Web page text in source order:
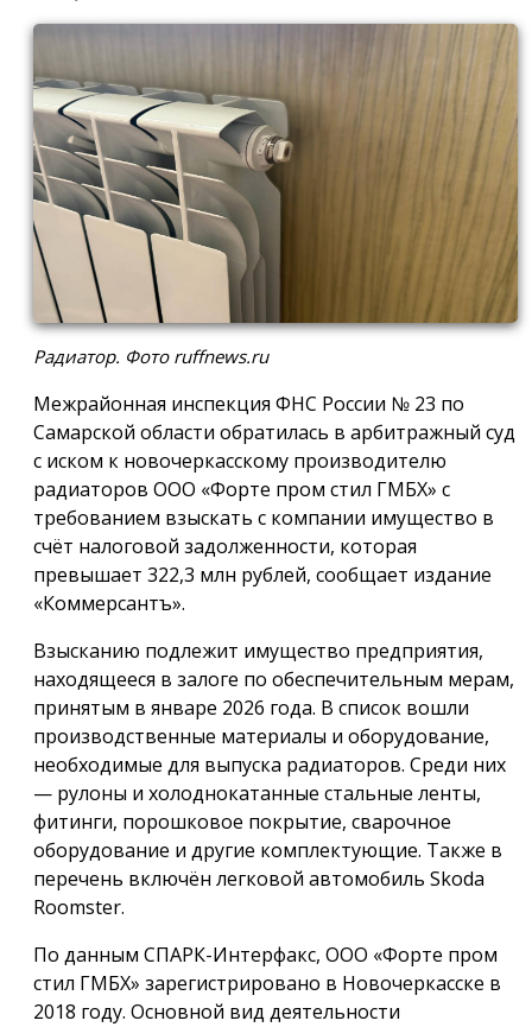
Радиатор. Фото ruffnews.ru
Межрайонная инспекция ФНС России № 23 по
Самарской области обратилась в арбитражный суд
с иском к новочеркасскому производителю
радиаторов ООО «Форте пром стил ГМБХ» с
требованием взыскать с компании имущество в
счёт налоговой задолженности, которая
превышает 322,3 млн рублей, сообщает издание
«Коммерсантъ».
Взысканию подлежит имущество предприятия,
находящееся в залоге по обеспечительным мерам,
принятым в январе 2026 года. В список вошли
производственные материалы и оборудование,
необходимые для выпуска радиаторов. Среди них
— рулоны и холоднокатанные стальные ленты,
фитинги, порошковое покрытие, сварочное
оборудование и другие комплектующие. Также в
перечень включён легковой автомобиль Skoda
Roomster.
По данным СПАРК-Интерфакс, ООО «Форте пром
стил ГМБХ» зарегистрировано в Новочеркасске в
2018 году. Основной вид деятельности